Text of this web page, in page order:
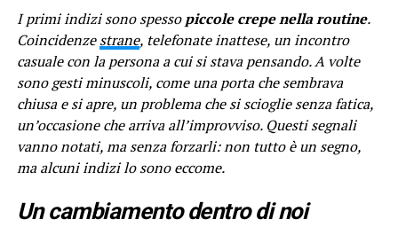
I primi indizi sono spessopiccole crepe nella routine.
Coincidenzestrane, telefonate inattese, un incontro
casuale con la persona a cui si stava pensando. A volte
sono gesti minuscoli, come una porta che sembrava
chiusa e si apre, un problema che si scioglie senza fatica,
un’occasione che arriva all’improvviso. Questi segnali
vanno notati, ma senza forzarli: non tutto è un segno,
ma alcuni indizi lo sono eccome.
Un cambiamento dentro di noi